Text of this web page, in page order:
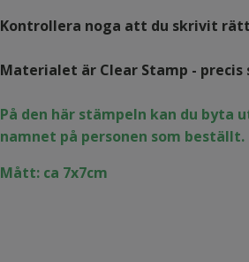
Kontrollera noga att du skrivit
Materialet är Clear Stamp -
På den här stämpeln kan du
namnet på personen som beställt.
Mått: ca 7x7cm